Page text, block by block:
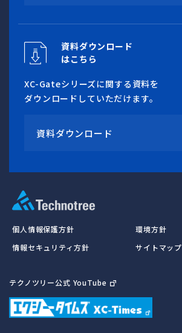
資料ダウンロード
はこちら
XC-Gateシリーズに関する資料を
ダウンロードしていただけます。
資料ダウンロード
個人情報保護方針
環境方針
情報セキュリティ方針
サイトマップ
テクノツリー公式 YouTube